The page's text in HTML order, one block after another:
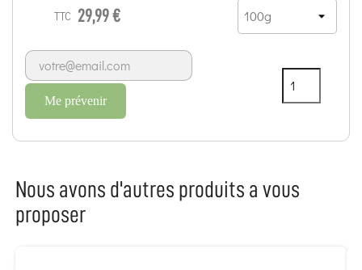
TTC 29,99 €
Me prévenir
Nous avons d'autres produits a vous
proposer